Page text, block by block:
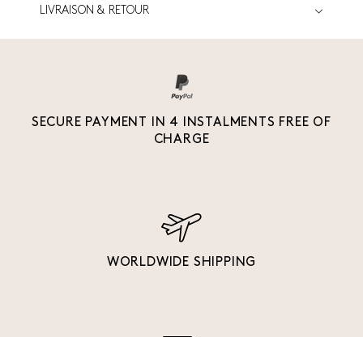
LIVRAISON & RETOUR
SECURE PAYMENT IN 4 INSTALMENTS FREE OF
CHARGE
WORLDWIDE SHIPPING